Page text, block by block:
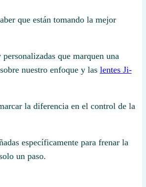
que están tomando la mejor
que marquen una
nuestro enfoque y las lentes Ji-
la diferencia en el control de la
específicamente para frenar la
un paso.